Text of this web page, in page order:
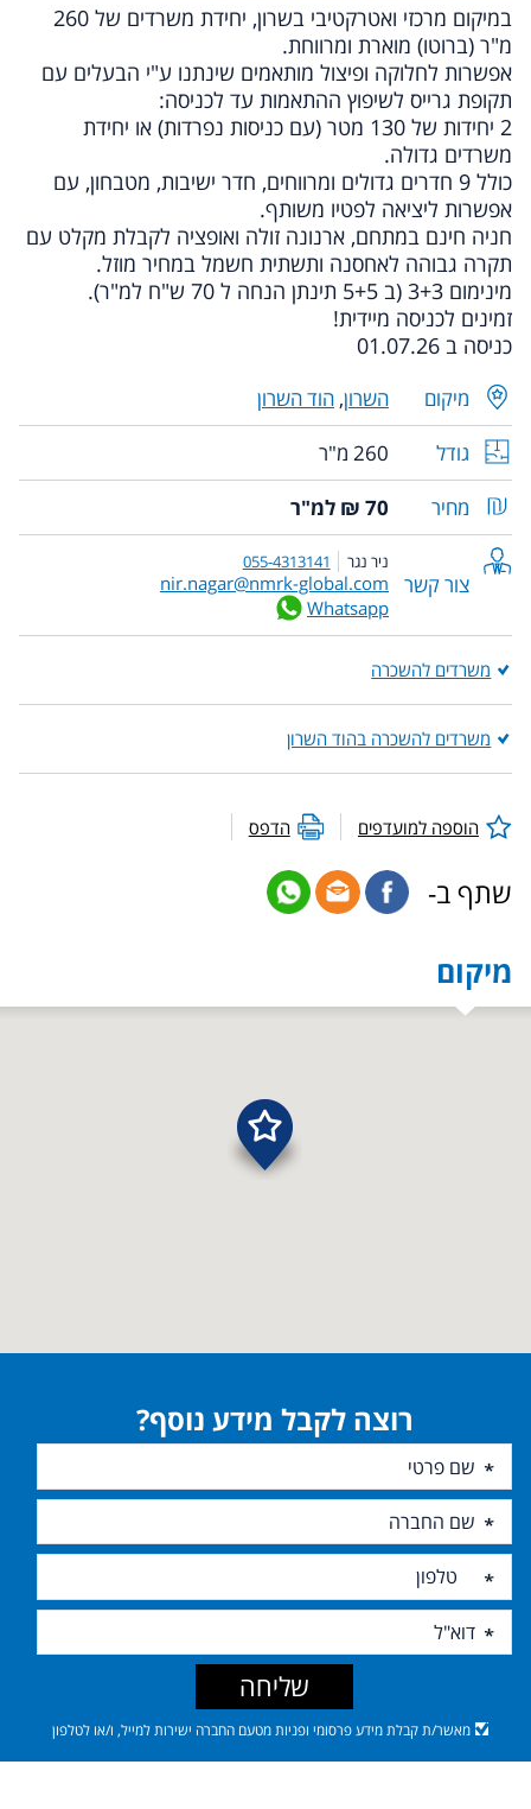
במיקום מרכזי ואטרקטיבי בשרון, יחידת משרדים של 260
מ"ר (ברוטו) מוארת ומרווחת.
אפשרות לחלוקה ופיצול מותאמים שינתנו ע"י הבעלים עם
תקופת גרייס לשיפוץ ההתאמות עד לכניסה:
2 יחידות של 130 מטר (עם כניסות נפרדות) או יחידת
משרדים גדולה.
כולל 9 חדרים גדולים ומרווחים, חדר ישיבות, מטבחון, עם
אפשרות ליציאה לפטיו משותף.
חניה חינם במתחם, ארנונה זולה ואופציה לקבלת מקלט עם
תקרה גבוהה לאחסנה ותשתית חשמל במחיר מוזל.
מינימום 3+3 (ב 5+5 תינתן הנחה ל 70 ש"ח למ"ר).
זמינים לכניסה מיידית!
כניסה ב 01.07.26
מיקום השרון, הוד השרון
גודל
260 מ"ר
מחיר
70 ₪ למ"ר
צור קשר
ניר נגר 055-4313141
nir.nagar@nmrk-global.com
Whatsapp
משרדים להשכרה
משרדים להשכרה בהוד השרון
הוספה למועדפים הדפס
שתף ב-
מיקום
רוצה לקבל מידע נוסף?
מאשר/ת קבלת מידע פרסומי ופניות מטעם החברה ישירות למייל, ו/או לטלפון
שליחה